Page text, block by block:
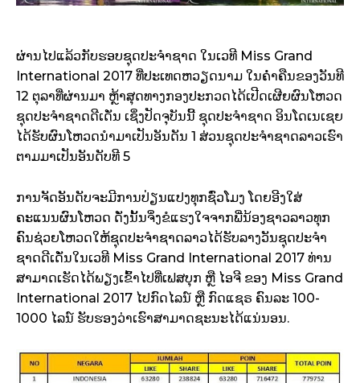
ຜ່ານໄປແລ້ວກັບຮອບຊຸດປະຈຳຊາດ ໃນເວທີ Miss Grand
International 2017 ທີ່ປະເທດຫວຽດນາມ ໃນຄ່ຳຄືນຂອງວັນທີ
12 ຕຸລາທີ່ຜ່ານມາ ຫຼ້າສຸດທາງກອງປະກວດໄດ້ເປີດເຜີຍຜົນໂຫວດ
ຊຸດປະຈຳຊາດດີເດັ່ນ ເຊິ່ງປັດຈຸບັນນີ້ ຊຸດປະຈຳຊາດ ອິນໂດເນເຊຍ
ໄດ້ຮັບຜົນໂຫວດນຳມາເປັນອັນດັນ 1 ສ່ວນຊຸດປະຈຳຊາດລາວເຮົາ
ຕາມມາເປັນອັນດັບທີ 5
ການຈັດອັນດັບຈະມີການປ່ຽນແປງທຸກຊົ່ວໂມງ ໂດຍອີງໃສ່
ຄະແນນຜົນໂຫວດ ດັ່ງນັ້ນຈິ່ງຂໍແຮງໃຈຈາກພີ່ນ້ອງຊາວລາວທຸກ
ຄົນຊ່ວຍໂຫວດໃຫ້ຊຸດປະຈຳຊາດລາວໄດ້ຮັບລາງວັນຊຸດປະຈຳ
ຊາດດີເດັ່ນໃນເວທີ Miss Grand International 2017 ທ່ານ
ສາມາດເຮັດໄດ້ພຽງເຂົ້າໄປທີ່ເຟສບຸກ ຫຼື ໄອຈີ ຂອງ Miss Grand
International 2017 ໄປກົດໄລນ໌ ຫຼື ກົດແຊຣ ຄົນລະ 100-
1000 ໄລນ໌ ຮັບຮອງວ່າເຮົາສາມາດຊະນະໄດ້ແນ່ນອນ.